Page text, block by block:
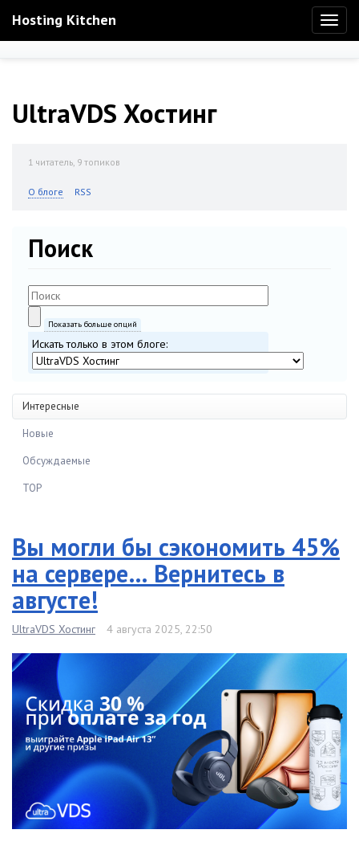
Hosting Kitchen
UltraVDS Хостинг
1 читатель, 9 топиков
О блоге RSS
Поиск
Показать больше опций
Искать только в этом блоге:
Интересные
Новые
Обсуждаемые
TOP
Вы могли бы сэкономить 45%
на сервере… Вернитесь в
августе!
UltraVDS Хостинг 4 августа 2025, 22:50